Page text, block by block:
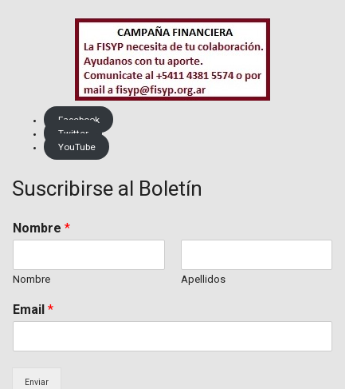
Facebook
Twitter
YouTube
Suscribirse al Boletín
Nombre *
Nombre Apellidos
Email *
Enviar